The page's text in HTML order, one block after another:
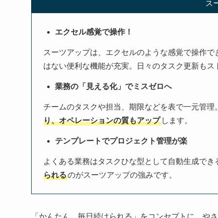
ス
エクセル感覚で操作！
スーツアップは、エクセルのような感覚で操作で
はない便利な機能が充実。日々のタスク更新もス
業務の「見える化」でミスゼロへ
チームのタスクや担当、期限などを表で一元管
り、オペレーションの質もアップ します。
テンプレートでプロジェクト管理が楽
よくある業務はタスクひな型として自動生成で
られるのがスーツアップの強みです。
「かんたん、毎日続けられる」をコンセプトに、